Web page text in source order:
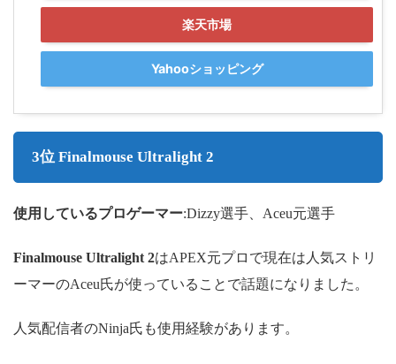
楽天市場
Yahooショッピング
3位 Finalmouse Ultralight 2
使用しているプロゲーマー:Dizzy選手、Aceu元選手
Finalmouse Ultralight 2はAPEX元プロで現在は人気ストリ
ーマーのAceu氏が使っていることで話題になりました。
人気配信者のNinja氏も使用経験があります。